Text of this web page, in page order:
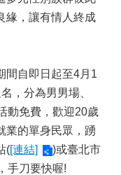
緣，讓有情人終成
間自即日起至4月1
，分為男男場、
動免費，歡迎20歲
業的單身民眾，踴
([連結]
)或臺北市
手刀要快喔!